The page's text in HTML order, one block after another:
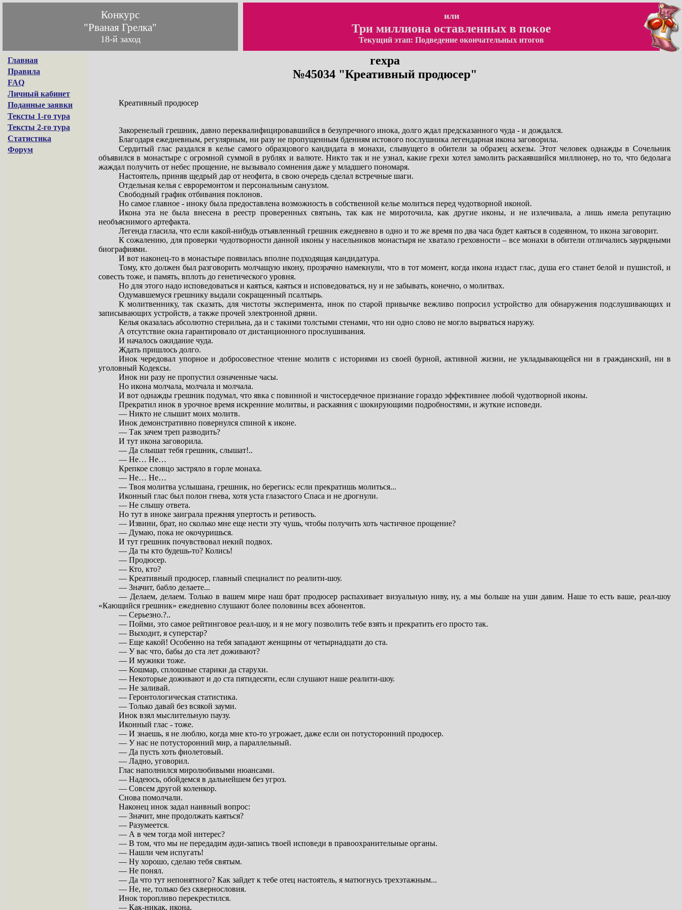
Конкурс
"Рваная Грелка"
18-й заход
или
Три миллиона оставленных в покое
Текущий этап: Подведение окончательных итогов
Главная
Правила
FAQ
Личный кабинет
Поданные заявки
Тексты 1-го тура
Тексты 2-го тура
Статистика
Форум
rexpa
№45034 "Креативный продюсер"
Креативный продюсер
Закоренелый грешник, давно переквалифицировавшийся в безупречного инока, долго ждал предсказанного чуда - и дождался.
Благодаря ежедневным, регулярным, ни разу не пропущенным бдениям истового послушника легендарная икона заговорила.
Сердитый глас раздался в келье самого образцового кандидата в монахи, слывущего в обители за образец аскезы. Этот человек однажды в Сочельник
объявился в монастыре с огромной суммой в рублях и валюте. Никто так и не узнал, какие грехи хотел замолить раскаявшийся миллионер, но то, что бедолага
жаждал получить от небес прощение, не вызывало сомнения даже у младшего пономаря.
Настоятель, приняв щедрый дар от неофита, в свою очередь сделал встречные шаги.
Отдельная келья с евроремонтом и персональным санузлом.
Свободный график отбивания поклонов.
Но самое главное - иноку была предоставлена возможность в собственной келье молиться перед чудотворной иконой.
Икона эта не была внесена в реестр проверенных святынь, так как не мироточила, как другие иконы, и не излечивала, а лишь имела репутацию
необъяснимого артефакта.
Легенда гласила, что если какой-нибудь отъявленный грешник ежедневно в одно и то же время по два часа будет каяться в содеянном, то икона заговорит.
К сожалению, для проверки чудотворности данной иконы у насельников монастыря не хватало греховности – все монахи в обители отличались заурядными
биографиями.
И вот наконец-то в монастыре появилась вполне подходящая кандидатура.
Тому, кто должен был разговорить молчащую икону, прозрачно намекнули, что в тот момент, когда икона издаст глас, душа его станет белой и пушистой, и
совесть тоже, и память, вплоть до генетического уровня.
Но для этого надо исповедоваться и каяться, каяться и исповедоваться, ну и не забывать, конечно, о молитвах.
Одумавшемуся грешнику выдали сокращенный псалтырь.
К молитвеннику, так сказать, для чистоты эксперимента, инок по старой привычке вежливо попросил устройство для обнаружения подслушивающих и
записывающих устройств, а также прочей электронной дряни.
Келья оказалась абсолютно стерильна, да и с такими толстыми стенами, что ни одно слово не могло вырваться наружу.
А отсутствие окна гарантировало от дистанционного прослушивания.
И началось ожидание чуда.
Ждать пришлось долго.
Инок чередовал упорное и добросовестное чтение молитв с историями из своей бурной, активной жизни, не укладывающейся ни в гражданский, ни в
уголовный Кодексы.
Инок ни разу не пропустил означенные часы.
Но икона молчала, молчала и молчала.
И вот однажды грешник подумал, что явка с повинной и чистосердечное признание гораздо эффективнее любой чудотворной иконы.
Прекратил инок в урочное время искренние молитвы, и раскаяния с шокирующими подробностями, и жуткие исповеди.
— Никто не слышит моих молитв.
Инок демонстративно повернулся спиной к иконе.
— Так зачем треп разводить?
И тут икона заговорила.
— Да слышат тебя грешник, слышат!..
— Не… Не…
Крепкое словцо застряло в горле монаха.
— Не… Не…
— Твоя молитва услышана, грешник, но берегись: если прекратишь молиться...
Иконный глас был полон гнева, хотя уста глазастого Спаса и не дрогнули.
— Не слышу ответа.
Но тут в иноке заиграла прежняя упертость и ретивость.
— Извини, брат, но сколько мне еще нести эту чушь, чтобы получить хоть частичное прощение?
— Думаю, пока не окочуришься.
И тут грешник почувствовал некий подвох.
— Да ты кто будешь-то? Колись!
— Продюсер.
— Кто, кто?
— Креативный продюсер, главный специалист по реалити-шоу.
— Значит, бабло делаете...
— Делаем, делаем. Только в вашем мире наш брат продюсер распахивает визуальную ниву, ну, а мы больше на уши давим. Наше то есть ваше, реал-шоу
«Кающийся грешник» ежедневно слушают более половины всех абонентов.
— Серьезно.?..
— Пойми, это самое рейтинговое реал-шоу, и я не могу позволить тебе взять и прекратить его просто так.
— Выходит, я суперстар?
— Еще какой! Особенно на тебя западают женщины от четырнадцати до ста.
— У вас что, бабы до ста лет доживают?
— И мужики тоже.
— Кошмар, сплошные старики да старухи.
— Некоторые доживают и до ста пятидесяти, если слушают наше реалити-шоу.
— Не заливай.
— Геронтологическая статистика.
— Только давай без всякой зауми.
Инок взял мыслительную паузу.
Иконный глас - тоже.
— И знаешь, я не люблю, когда мне кто-то угрожает, даже если он потусторонний продюсер.
— У нас не потусторонний мир, а параллельный.
— Да пусть хоть фиолетовый.
— Ладно, уговорил.
Глас наполнился миролюбивыми нюансами.
— Надеюсь, обойдемся в дальнейшем без угроз.
— Совсем другой коленкор.
Снова помолчали.
Наконец инок задал наивный вопрос:
— Значит, мне продолжать каяться?
— Разумеется.
— А в чем тогда мой интерес?
— В том, что мы не передадим ауди-запись твоей исповеди в правоохранительные органы.
— Нашли чем испугать!
— Ну хорошо, сделаю тебя святым.
— Не понял.
— Да что тут непонятного? Как зайдет к тебе отец настоятель, я матюгнусь трехэтажным...
— Не, не, только без сквернословия.
Инок торопливо перекрестился.
— Как-никак, икона.